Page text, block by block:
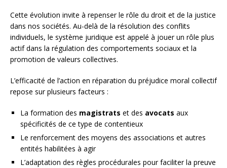
Cette évolution invite à repenser le rôle du droit et de la justice
dans nos sociétés. Au-delà de la résolution des conflits
individuels, le système juridique est appelé à jouer un rôle plus
actif dans la régulation des comportements sociaux et la
promotion de valeurs collectives.
L’efficacité de l’action en réparation du préjudice moral collectif
repose sur plusieurs facteurs :
La formation des magistrats et des avocats aux
spécificités de ce type de contentieux
Le renforcement des moyens des associations et autres
entités habilitées à agir
L’adaptation des règles procédurales pour faciliter la preuve